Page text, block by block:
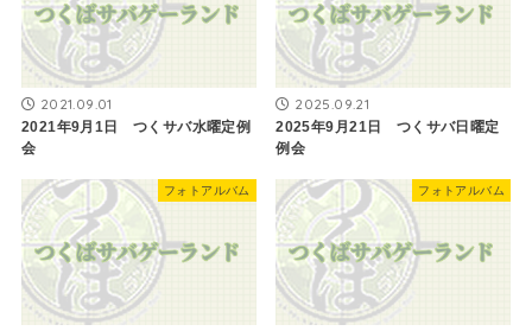
2021.09.01
2021年9月1日 つくサバ水曜定例
会
2025.09.21
2025年9月21日 つくサバ日曜定
例会
フォトアルバム フォトアルバム